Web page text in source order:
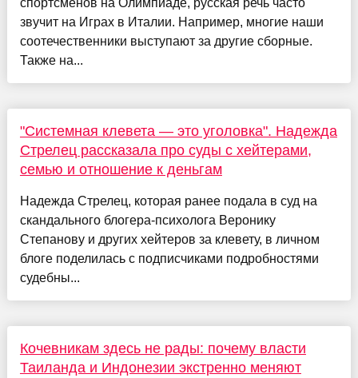
спортсменов на Олимпиаде, русская речь часто
звучит на Играх в Италии. Например, многие наши
соотечественники выступают за другие сборные.
Также на...
"Системная клевета — это уголовка". Надежда
Стрелец рассказала про суды с хейтерами,
семью и отношение к деньгам
Надежда Стрелец, которая ранее подала в суд на
скандального блогера-психолога Веронику
Степанову и других хейтеров за клевету, в личном
блоге поделилась с подписчиками подробностями
судебны...
Кочевникам здесь не рады: почему власти
Таиланда и Индонезии экстренно меняют